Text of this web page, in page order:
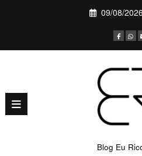
09/08/2026
Blog Eu
Como Funciona o
Tudo que Você